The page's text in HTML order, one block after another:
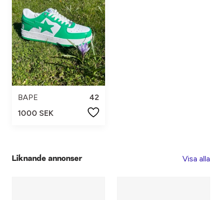
BAPE
42
1000 SEK
Liknande annonser Visa alla